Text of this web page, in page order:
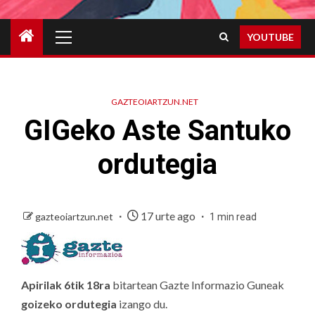
Menu
YOUTUBE
GAZTEOIARTZUN.NET
GIGeko Aste Santuko
ordutegia
gazteoiartzun.net 17 urte ago 1 min read
Apirilak 6tik 18ra bitartean Gazte Informazio Guneak
goizeko ordutegia izango du.